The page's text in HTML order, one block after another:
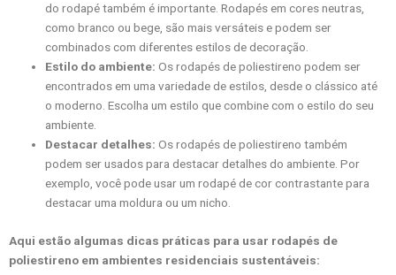
do rodapé também é importante. Rodapés em cores neutras,
como branco ou bege, são mais versáteis e podem ser
combinados com diferentes estilos de decoração.
Estilo do ambiente: Os rodapés de poliestireno podem ser
encontrados em uma variedade de estilos, desde o clássico até
o moderno. Escolha um estilo que combine com o estilo do seu
ambiente.
Destacar detalhes: Os rodapés de poliestireno também
podem ser usados para destacar detalhes do ambiente. Por
exemplo, você pode usar um rodapé de cor contrastante para
destacar uma moldura ou um nicho.
Aqui estão algumas dicas práticas para usar rodapés de
poliestireno em ambientes residenciais sustentáveis: